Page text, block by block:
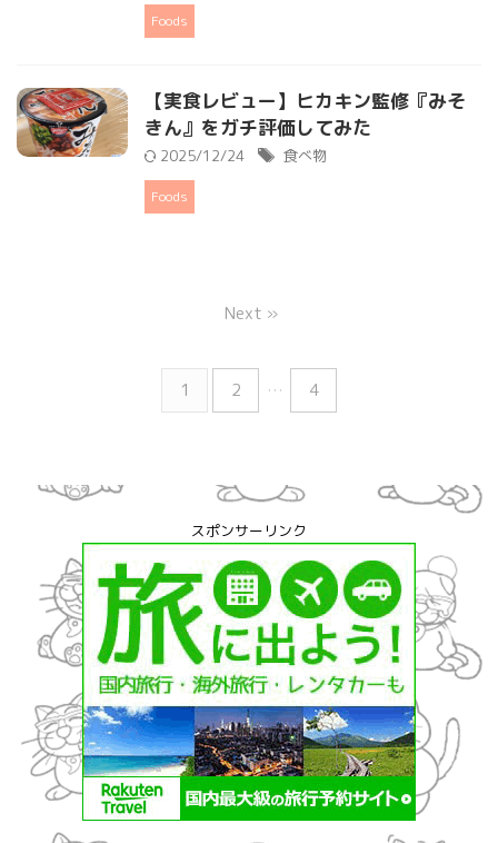
Foods
【実食レビュー】ヒカキン監修『みそ
きん』をガチ評価してみた
2025/12/24 食べ物
Foods
1 2 … 4
Next »
スポンサーリンク